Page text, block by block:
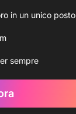
in un unico posto
sempre